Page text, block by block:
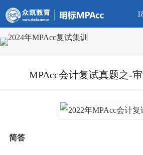
MPAcc会计复试真题之-
简答